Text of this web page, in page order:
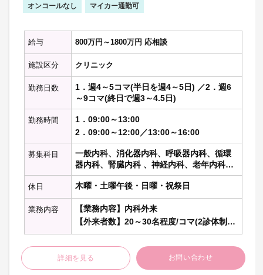
オンコールなし マイカー通勤可
給与 800万円～1800万円 応相談
施設区分 クリニック
勤務日数
1．週4～5コマ(半日を週4～5日) ／2．週6
～9コマ(終日で週3～4.5日)
勤務時間
1．09:00～13:00
2．09:00～12:00／13:00～16:00
募集科目
一般内科、消化器内科、呼吸器内科、循環
器内科、腎臓内科 、神経内科、老年内科、
内分泌代謝科、糖尿病科 、血液内科 、リウ
マチ膠原病内科、総合内科
休日 木曜・土曜午後・日曜・祝祭日
業務内容
【業務内容】内科外来
【外来者数】20～30名程度/コマ(2診体制)
【主な疾患】熱発、感冒、腹痛などのプラ
イマリ、高齢者の慢性疾患、感染症（イン
フルエンザなど）
【医療設備】CT（放射線科医による遠隔読
詳細を見る お問い合わせ